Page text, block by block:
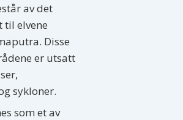
av det
elvene
Disse
er utsatt
sykloner.
som et av